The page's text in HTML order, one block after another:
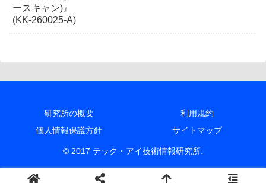
研究所の概要
利用規約
個人情報保護方針
サイトマップ
© 2017 テック・アイ技術情報研究所.